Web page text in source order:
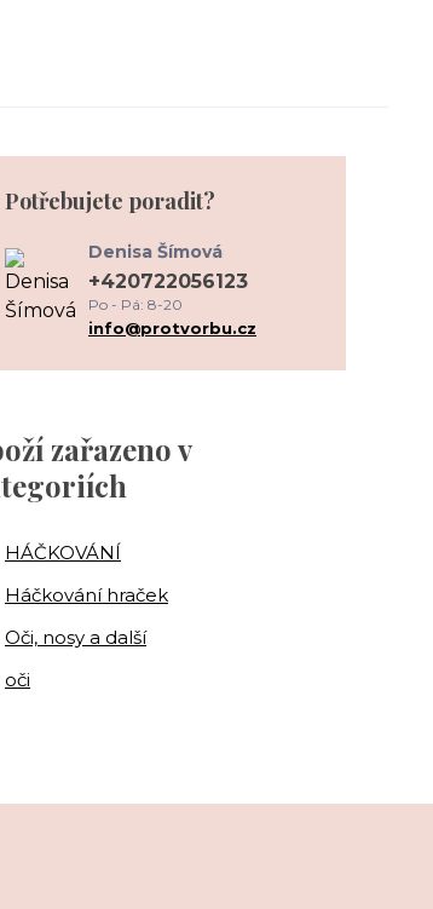
zařazeno v
HÁČKOVÁNÍ
Háčkování hraček
Oči, nosy a další
oči
Potřebujete poradit?
Denisa Šímová
+420722056123
Po - Pá: 8-20
info@protvorbu.cz